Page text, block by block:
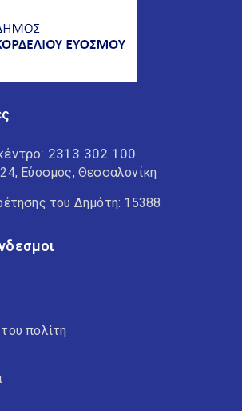
2313 302 100
Εύοσμος, Θεσσαλονίκη
του Δημότη: 15388
πολίτη